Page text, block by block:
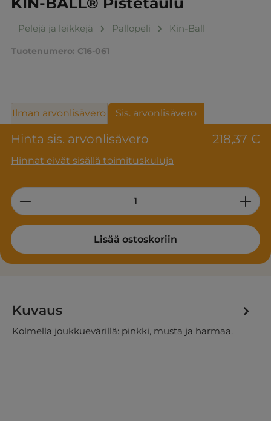
Pelejä ja leikkejä Pallopeli Kin-Ball
Tuotenumero: C16-061
Hinta sis. arvonlisävero 218,37 €
Hinnat eivät sisällä toimituskuluja
Ilman arvonlisävero Sis. arvonlisävero
Product Quantity: Enter the desired
Lisää ostoskoriin
Kuvaus
Kolmella joukkuevärillä: pinkki, musta ja harmaa.